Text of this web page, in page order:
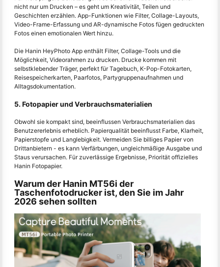
nicht nur um Drucken – es geht um Kreativität, Teilen und
Geschichten erzählen. App-Funktionen wie Filter, Collage-Layouts,
Video-Frame-Erfassung und AR-dynamische Fotos fügen gedruckten
Fotos einen emotionalen Wert hinzu.
Die Hanin HeyPhoto App enthält Filter, Collage-Tools und die
Möglichkeit, Videorahmen zu drucken. Drucke kommen mit
selbstklebender Träger, perfekt für Tagebuch, K-Pop-Fotokarten,
Reisespeicherkarten, Paarfotos, Partygruppenaufnahmen und
Alltagsdokumentation.
5. Fotopapier und Verbrauchsmaterialien
Obwohl sie kompakt sind, beeinflussen Verbrauchsmaterialien das
Benutzererlebnis erheblich. Papierqualität beeinflusst Farbe, Klarheit,
Papierstopfe und Langlebigkeit. Vermeiden Sie billiges Papier von
Drittanbietern - es kann Verfärbungen, ungleichmäßige Ausgabe und
Staus verursachen. Für zuverlässige Ergebnisse, Priorität offizielles
Hanin Fotopapier.
Warum der Hanin MT56i der
Taschenfotodrucker ist, den Sie im Jahr
2026 sehen sollten